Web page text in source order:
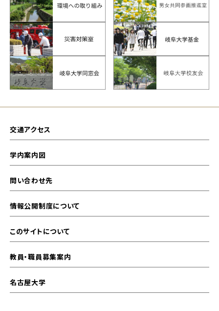
交通アクセス
学内案内図
問い合わせ先
情報公開制度について
このサイトについて
教員・職員募集案内
名古屋大学